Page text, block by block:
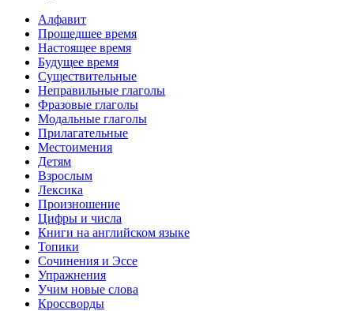
Алфавит
Прошедшее время
Настоящее время
Будущее время
Существительные
Неправильные глаголы
Фразовые глаголы
Модальные глаголы
Прилагательные
Местоимения
Детям
Взрослым
Лексика
Произношение
Цифры и числа
Книги на английском языке
Топики
Сочинения и Эссе
Упражнения
Учим новые слова
Кроссворды